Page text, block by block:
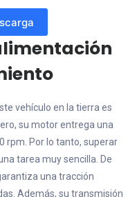
vehículo en la tierra es
su motor entrega una
rpm. Por lo tanto, superar
tarea muy sencilla. De
una tracción
Además, su transmisión